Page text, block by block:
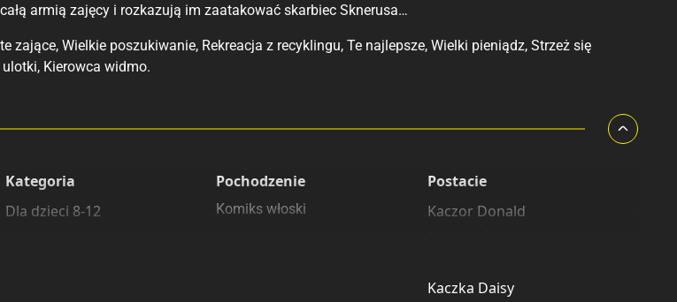
armią zajęcy i rozkazują im zaatakować skarbiec Sknerusa…
zające, Wielkie poszukiwanie, Rekreacja z recyklingu, Te najlepsze, Wielki pieniądz, Strzeż się
Kierowca widmo.
Kategoria
Dla dzieci 8-12
Pochodzenie
Komiks włoski
Postacie
Kaczor Donald
Kaczka Daisy